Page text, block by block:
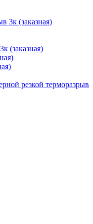
3к (заказная)
(заказная)
резкой терморазрыв